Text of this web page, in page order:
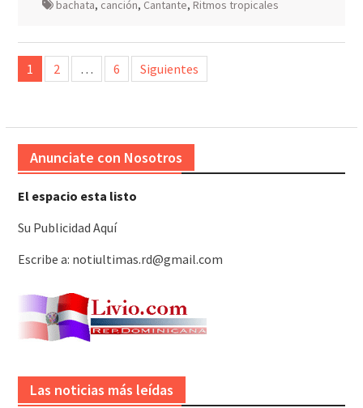
bachata, canción, Cantante, Ritmos tropicales
Paginación
de
1 2 … 6 Siguientes
Anunciate con Nosotros
El espacio esta listo
Su Publicidad Aquí
Escribe a: notiultimas.rd@gmail.com
Las noticias más leídas